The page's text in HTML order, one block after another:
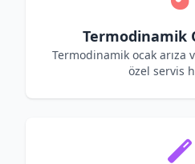
Termodinamik
Termodinamik ocak arıza
özel servis